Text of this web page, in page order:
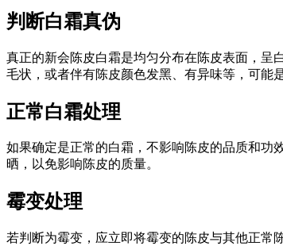
判断白霜真伪
真正的新会陈皮白霜是均匀分布在陈皮表面，呈
毛状，或者伴有陈皮颜色发黑、有异味等，可能
正常白霜处理
如果确定是正常的白霜，不影响陈皮的品质和功
晒，以免影响陈皮的质量。
霉变处理
若判断为霉变，应立即将霉变的陈皮与其他正常